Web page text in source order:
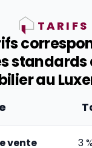
TARIFS
standards
au
vente 3